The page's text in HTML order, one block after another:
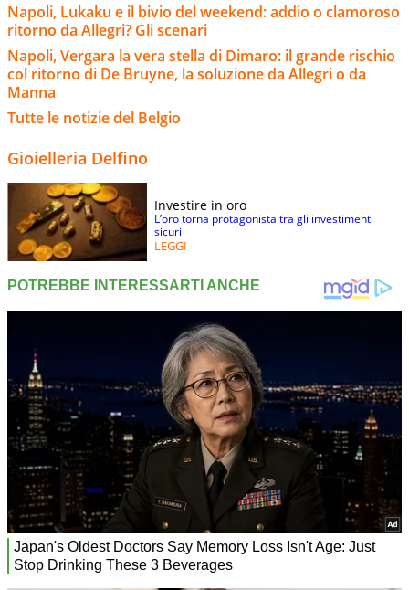
Napoli, Lukaku e il bivio del weekend: addio o clamoroso
ritorno da Allegri? Gli scenari
Napoli, Vergara la vera stella di Dimaro: il grande rischio
col ritorno di De Bruyne, la soluzione da Allegri o da
Manna
Tutte le notizie del Belgio
Gioielleria Delfino
Investire in oro
L’oro torna protagonista tra gli investimenti
sicuri
LEGGI